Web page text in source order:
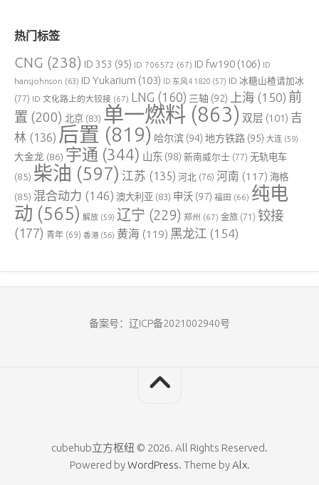
热门标签
CNG (238) ID 353 (95) ID 706572 (67) ID fw190 (106) ID
hansjohnson (63) ID Yukarium (103) ID 东风4 1820 (57) ID 冰糖山楂请加冰
(77) ID 文化路上的大铰接 (67) LNG (160) 三轴 (92) 上海 (150) 前
置 (200) 北京 (83) 单一燃料 (863) 双层 (101) 吉
林 (136) 后置 (819) 哈尔滨 (94) 地方铁路 (95) 大连 (59)
大金龙 (86) 宇通 (344) 山东 (98) 新南威尔士 (77) 无轨电车
(85) 柴油 (597) 江苏 (135) 河北 (76) 河南 (117) 海格
(85) 混合动力 (146) 澳大利亚 (83) 申沃 (97) 福田 (66) 纯电
动 (565) 解放 (59) 辽宁 (229) 郑州 (67) 金旅 (71) 铰接
(177) 青年 (69) 香港 (56) 黄海 (119) 黑龙江 (154)
备案号：辽ICP备2021002940号
cubehub立方枢纽 © 2026. All Rights Reserved.
Powered byWordPress. Theme byAlx.